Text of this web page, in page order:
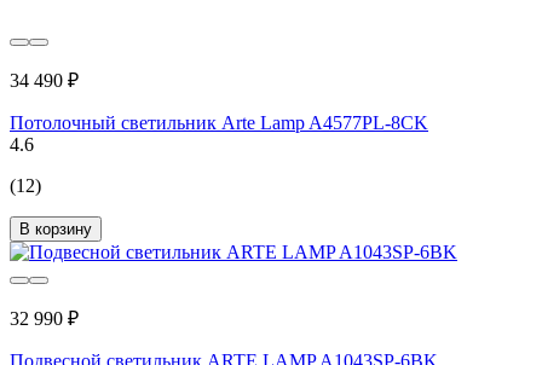
34 490 ₽
Потолочный светильник Arte Lamp A4577PL-8CK
4.6
(12)
В корзину
32 990 ₽